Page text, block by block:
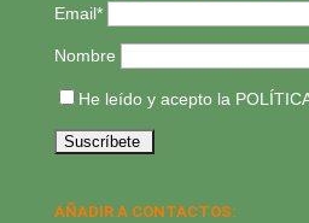
Email*
Nombre
He leído y acepto la
AÑADIR A CONTACTOS: